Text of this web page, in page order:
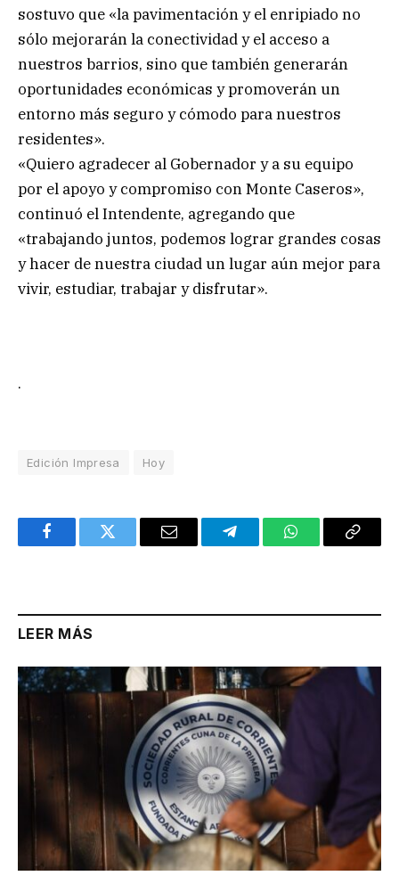
sostuvo que «la pavimentación y el enripiado no
sólo mejorarán la conectividad y el acceso a
nuestros barrios, sino que también generarán
oportunidades económicas y promoverán un
entorno más seguro y cómodo para nuestros
residentes».
«Quiero agradecer al Gobernador y a su equipo
por el apoyo y compromiso con Monte Caseros»,
continuó el Intendente, agregando que
«trabajando juntos, podemos lograr grandes cosas
y hacer de nuestra ciudad un lugar aún mejor para
vivir, estudiar, trabajar y disfrutar».
.
Edición Impresa Hoy
FacebookTwitter Email TelegramWhatsAppCopy
LEER MÁS